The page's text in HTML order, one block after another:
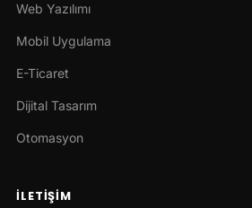
Web Yazılımı
Mobil Uygulama
E-Ticaret
Dijital Tasarım
Otomasyon
İLETIŞIM